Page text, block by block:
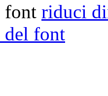
font riduci
del font